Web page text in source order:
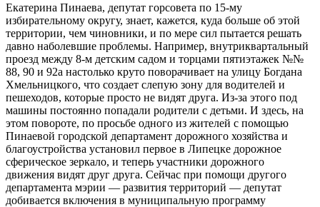
Екатерина Пинаева, депутат горсовета по 15-му
избирательному округу, знает, кажется, куда больше об этой
территории, чем чиновники, и по мере сил пытается решать
давно наболевшие проблемы. Например, внутриквартальный
проезд между 8-м детским садом и торцами пятиэтажек №№
88, 90 и 92а настолько круто поворачивает на улицу Богдана
Хмельницкого, что создает слепую зону для водителей и
пешеходов, которые просто не видят друга. Из-за этого под
машины постоянно попадали родители с детьми. И здесь, на
этом повороте, по просьбе одного из жителей с помощью
Пинаевой городской департамент дорожного хозяйства и
благоустройства установил первое в Липецке дорожное
сферическое зеркало, и теперь участники дорожного
движения видят друг друга. Сейчас при помощи другого
департамента мэрии — развития территорий — депутат
добивается включения в муниципальную программу